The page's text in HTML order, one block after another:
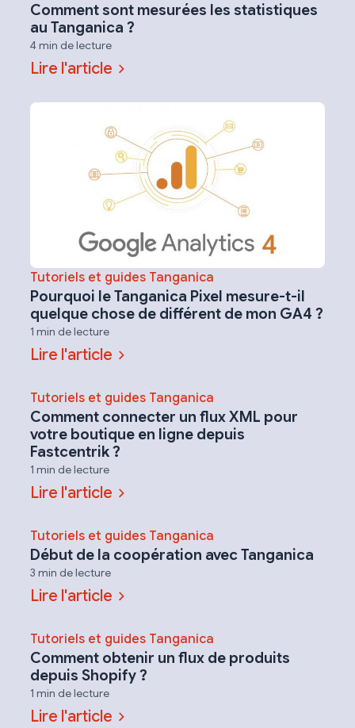
Comment sont mesurées les statistiques
au Tanganica ?
4 min de lecture
Lire l'article
Tutoriels et guides Tanganica
Pourquoi le Tanganica Pixel mesure-t-il
quelque chose de différent de mon GA4 ?
1 min de lecture
Lire l'article
Tutoriels et guides Tanganica
Comment connecter un flux XML pour
votre boutique en ligne depuis
Fastcentrik ?
1 min de lecture
Lire l'article
Tutoriels et guides Tanganica
Début de la coopération avec Tanganica
3 min de lecture
Lire l'article
Tutoriels et guides Tanganica
Comment obtenir un flux de produits
depuis Shopify ?
1 min de lecture
Lire l'article